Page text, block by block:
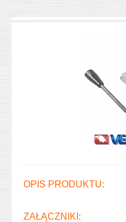
OPIS PRODUKTU:
ZAŁĄCZNIKI: